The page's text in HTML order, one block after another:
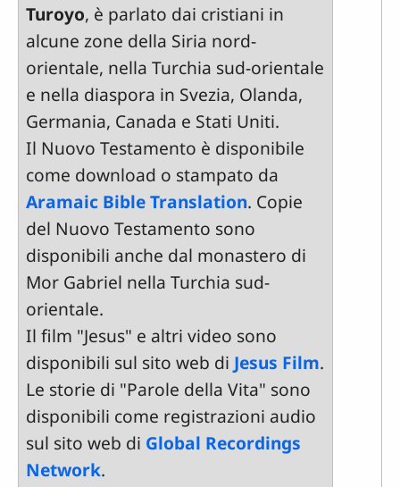
Turoyo, è parlato dai cristiani in
alcune zone della Siria nord-
orientale, nella Turchia sud-orientale
e nella diaspora in Svezia, Olanda,
Germania, Canada e Stati Uniti.
Il Nuovo Testamento è disponibile
come download o stampato da
Aramaic Bible Translation. Copie
del Nuovo Testamento sono
disponibili anche dal monastero di
Mor Gabriel nella Turchia sud-
orientale.
Il film "Jesus" e altri video sono
disponibili sul sito web di Jesus Film.
Le storie di "Parole della Vita" sono
disponibili come registrazioni audio
sul sito web di Global Recordings
Network.